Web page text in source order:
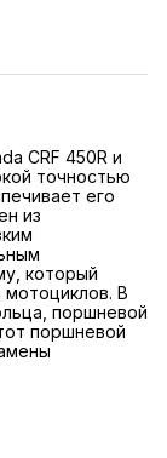
CRF 450R и
точностью
его
из
который
мотоциклов. В
поршневой
поршневой